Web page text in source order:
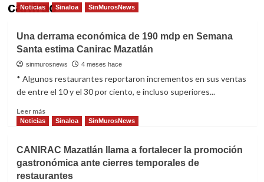
canirac
Noticias Sinaloa SinMurosNews
Una derrama económica de 190 mdp en Semana
Santa estima Canirac Mazatlán
sinmurosnews 4 meses hace
* Algunos restaurantes reportaron incrementos en sus ventas
de entre el 10 y el 30 por ciento, e incluso superiores...
Leer másRead
more
derrama
económica
de
Noticias Sinaloa SinMurosNews
CANIRAC Mazatlán llama a fortalecer la promoción
gastronómica ante cierres temporales de
restaurantes